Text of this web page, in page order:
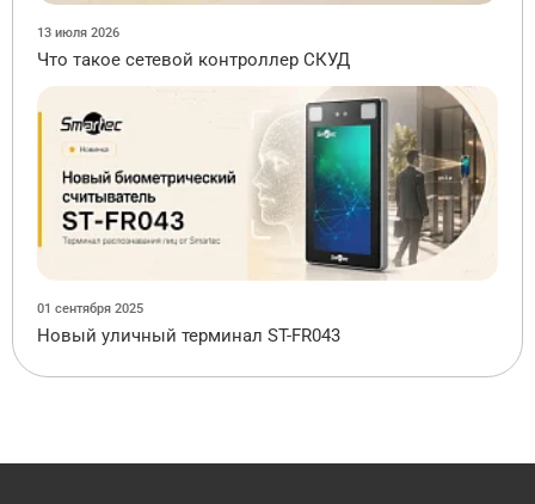
13 июля 2026
Что такое сетевой контроллер СКУД
01 сентября 2025
Новый уличный терминал ST-FR043